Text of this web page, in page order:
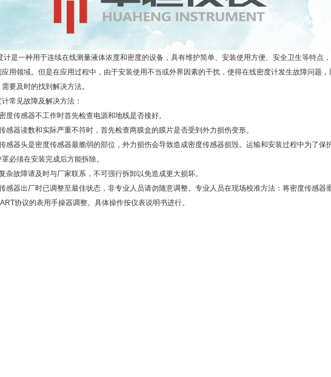
一种用于连续在线测量液体浓度和密度的设备，具有维护简单、安装使用方便、安全卫生等特点
用领域。但是在应用过程中，由于安装使用不当或外界因素的干扰，使得在线密度计发生故障问题
要及时的找到解决方法。
见故障及解决方法：
传感器不工作时首先检查电源和地线是否接好。
器读数和实际严重不符时，首先检查两膜盒的膜片是否受到外力损伤变形。
器头是密度传感器最脆弱的部位，外力损伤会导致造成密度传感器损毁。运输和安装过程中为了保
必须在安装完成后方能拆除。
故障请及时与厂家联系，不可强行拆卸以免造成更大损坏。
器出厂时已调整至最佳状态，非专业人员请勿随意调整。专业人员在现场校准方法：将密度传感器
协议的表用手操器调整。具体操作按仪表说明书进行。